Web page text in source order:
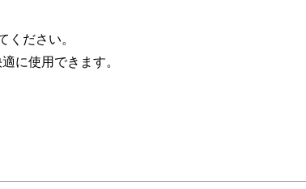
ださい。
に使用できます。